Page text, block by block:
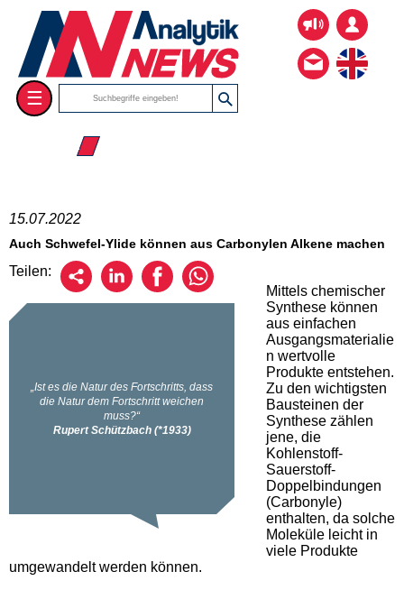
☰
☰ 2022
15.07.2022
Auch Schwefel-Ylide können aus Carbonylen Alkene machen
Teilen:
Mittels chemischer
Synthese können
aus einfachen
Ausgangsmaterialie
n wertvolle
Produkte entstehen.
Zu den wichtigsten
Bausteinen der
Synthese zählen
jene, die
Kohlenstoff-
Sauerstoff-
Doppelbindungen
(Carbonyle)
enthalten, da solche
Moleküle leicht in
viele Produkte
umgewandelt werden können.